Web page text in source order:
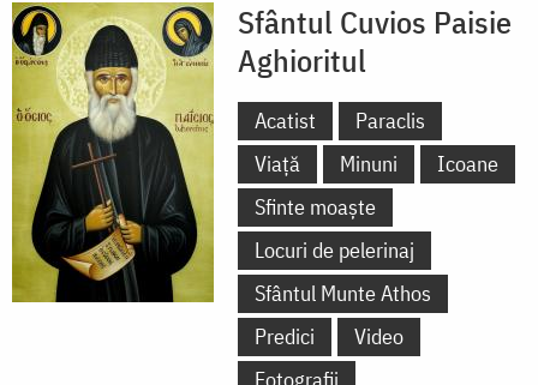
Sfântul Cuvios Paisie
Aghioritul
Acatist
Paraclis
Viață
Minuni
Icoane
Sfinte moaște
Locuri de pelerinaj
Sfântul Munte Athos
Predici
Video